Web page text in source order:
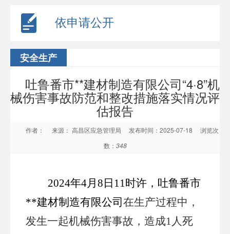
依申请公开
安全生产
吐鲁番市**建材制造有限公司“4·8”机
械伤害事故防范和整改措施落实情况评
估报告
作者： 来源： 高昌区应急管理局 发布时间：2025-07-18
浏览次
数： 348
2024年4月8日11时许，吐鲁番市
**建材制造有限公司 在生产过程中，
发生一起机械伤害事故，造成1人死